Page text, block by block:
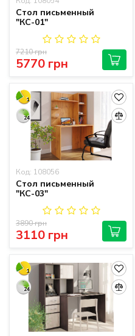
Стол письменный
"КС-01"
5770 грн
7210 грн
1
24
Код: 108056
Стол письменный
"КС-03"
3110 грн
3890 грн
1
24